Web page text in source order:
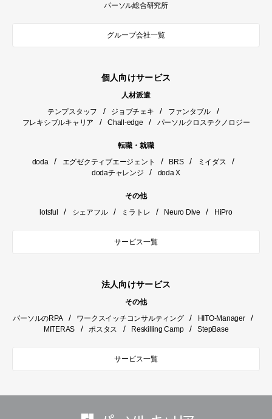
パーソル総合研究所
グループ会社一覧
個人向けサービス
人材派遣
テンプスタッフ
/ ジョブチェキ / ファンタブル /
フレキシブルキャリア / Chall-edge / パーソルクロステクノロジー
転職・就職
doda
/ エグゼクティブエージェント / BRS / ミイダス /
dodaチャレンジ / doda X
その他
lotsful
/ シェアフル / ミラトレ / Neuro Dive / HiPro
サービス一覧
法人向けサービス
その他
パーソルのRPA
/ ワークスイッチコンサルティング / HITO-Manager /
MITERAS / ポスタス / Reskilling Camp / StepBase
サービス一覧